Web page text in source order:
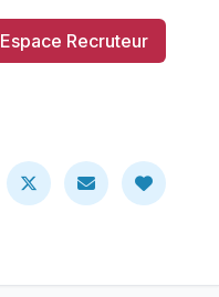
Espace Recruteur